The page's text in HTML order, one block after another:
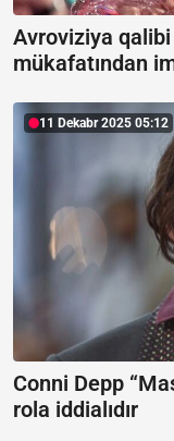
Avroviziya
mükafatından
11 Dekabr 2025 05:12
Conni Depp
rola iddialıdır